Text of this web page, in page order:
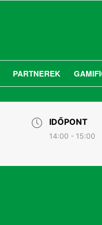
PARTNEREK
IDŐPONT
14:00 - 15:00